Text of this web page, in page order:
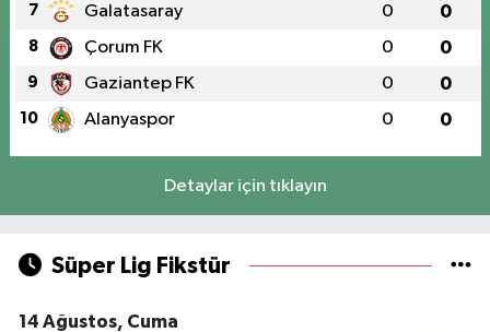
7 Galatasaray 0 0
8 Çorum FK 0 0
9 Gaziantep FK 0 0
10 Alanyaspor 0 0
Detaylar için tıklayın
Süper Lig Fikstür
14 Ağustos, Cuma